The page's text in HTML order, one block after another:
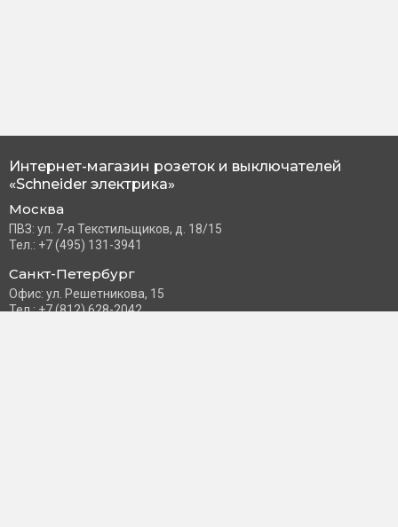
Интернет-магазин розеток и выключателей
«Schneider электрика»
Москва
ПВЗ: ул. 7-я Текстильщиков, д. 18/15
Тел.: +7 (495) 131-3941
Санкт-Петербург
Офис: ул. Решетникова, 15
Тел.: +7 (812) 628-2042